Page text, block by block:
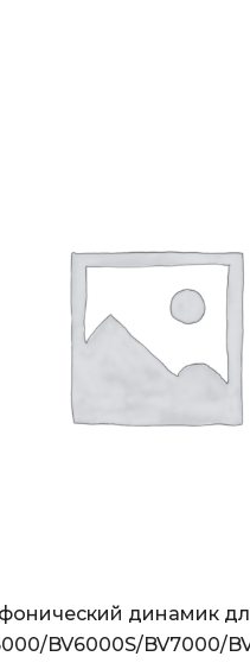
динамик
BV6000S/BV7000/